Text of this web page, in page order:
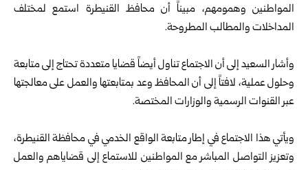
المواطنين وهمومهم، مبيناً أن محافظ القنيطرة استمع لمختلف
المداخلات والمطالب المطروحة.
وأشار السعيد إلى أن الاجتماع تناول أيضاً قضايا متعددة تحتاج إلى متابعة
وحلول عملية، لافتاً إلى أن المحافظ وعد بمتابعتها والعمل على معالجتها
عبر القنوات الرسمية والوزارات المختصة.
ويأتي هذا الاجتماع في إطار متابعة الواقع الخدمي في محافظة القنيطرة،
وتعزيز التواصل المباشر مع المواطنين للاستماع إلى قضاياهم والعمل